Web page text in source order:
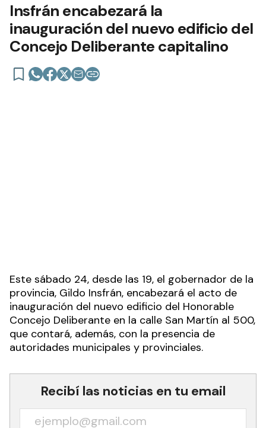
Insfrán encabezará la
inauguración del nuevo edificio del
Concejo Deliberante capitalino
Este sábado 24, desde las 19, el gobernador de la
provincia, Gildo Insfrán, encabezará el acto de
inauguración del nuevo edificio del Honorable
Concejo Deliberante en la calle San Martín al 500,
que contará, además, con la presencia de
autoridades municipales y provinciales.
Recibí las noticias en tu email